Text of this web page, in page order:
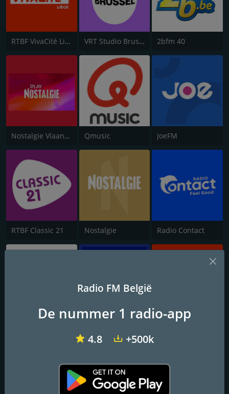
RTBF VivaCité Liège VRT Studio Brussel 2bfm 40
Nostalgie Vlaanderen Qmusic JoeFM
RTBF Classic 21 Nostalgie Radio Contact
RTBF VivaCité
Radio FM België
De nummer 1 radio-app
4.8 +500k